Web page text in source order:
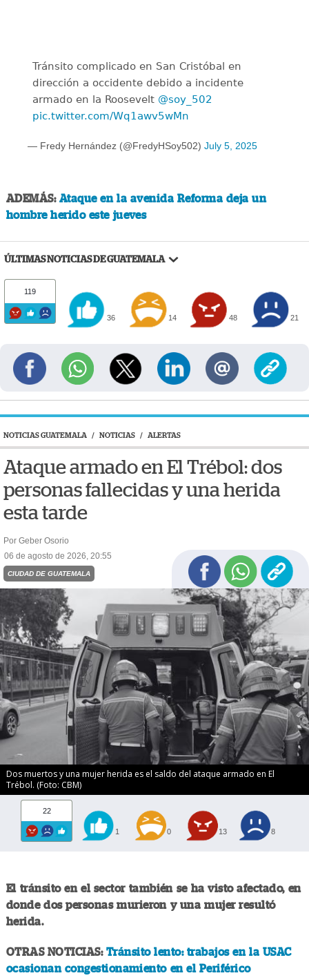
Tránsito complicado en San Cristóbal en
dirección a occidente debido a incidente
armado en la Roosevelt @soy_502
pic.twitter.com/Wq1awv5wMn
— Fredy Hernández (@FredyHSoy502) July 5, 2025
ADEMÁS: Ataque en la avenida Reforma deja un
hombre herido este jueves
ÚLTIMAS NOTICIAS DE GUATEMALA
119
36 14 48 21
NOTICIAS GUATEMALA / NOTICIAS / ALERTAS
Ataque armado en El Trébol: dos
personas fallecidas y una herida
esta tarde
Por Geber Osorio
06 de agosto de 2026, 20:55
CIUDAD DE GUATEMALA
Dos muertos y una mujer herida es el saldo del ataque armado en El
Trébol. (Foto: CBM)
22
1 0 13 8
El tránsito en el sector también se ha visto afectado, en
donde dos personas murieron y una mujer resultó
herida.
OTRAS NOTICIAS: Tránsito lento: trabajos en la USAC
ocasionan congestionamiento en el Periférico